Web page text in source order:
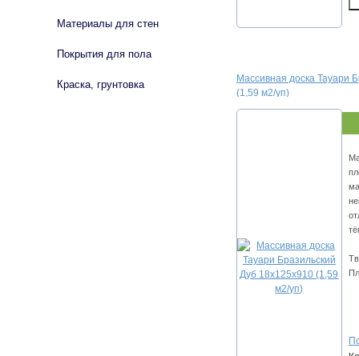
Массивная доска Тауари
(1,59 м2/уп)
Материалы для стен
Покрытия для пола
Краска, грунтовка